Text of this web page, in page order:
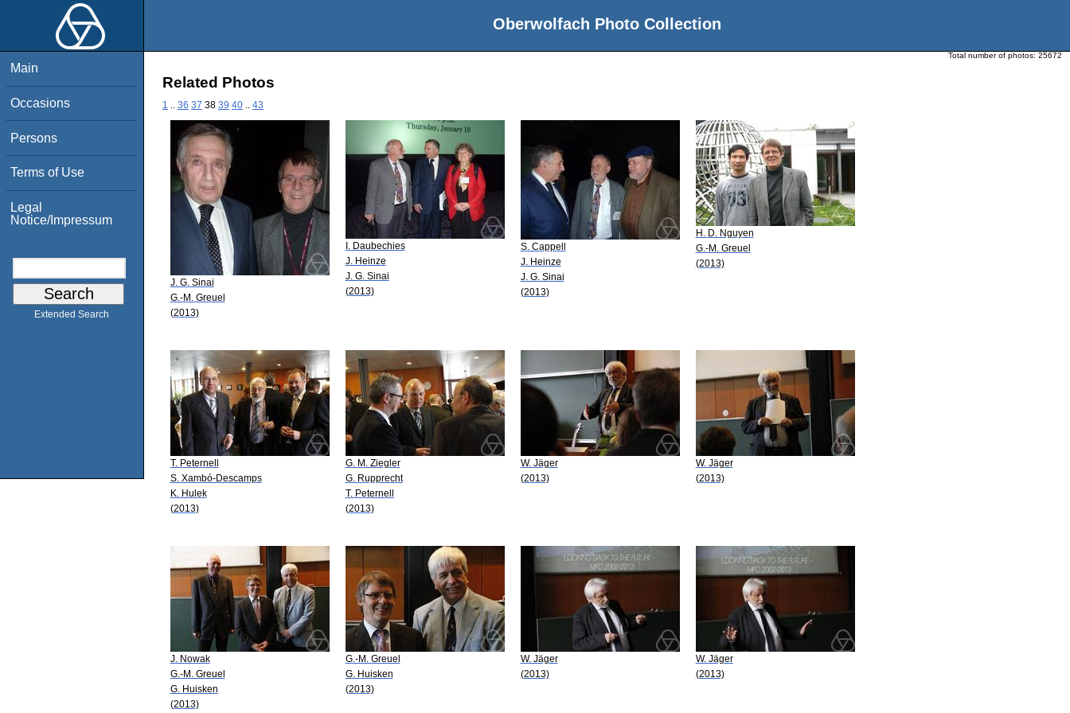
Oberwolfach Photo Collection
Main
Occasions
Persons
Terms of Use
Legal
Notice/Impressum
Extended Search
Total number of photos: 25672
Related Photos
1 36 37 38 39 40 43
J. G. Sinai
G.-M. Greuel
(2013)
I. Daubechies
J. Heinze
J. G. Sinai
(2013)
S. Cappell
J. Heinze
J. G. Sinai
(2013)
H. D. Nguyen
G.-M. Greuel
(2013)
T. Peternell
S. Xambó-Descamps
K. Hulek
(2013)
G. M. Ziegler
G. Rupprecht
T. Peternell
(2013)
W. Jäger
(2013)
W. Jäger
(2013)
J. Nowak
G.-M. Greuel
G. Huisken
(2013)
G.-M. Greuel
G. Huisken
(2013)
W. Jäger
(2013)
W. Jäger
(2013)